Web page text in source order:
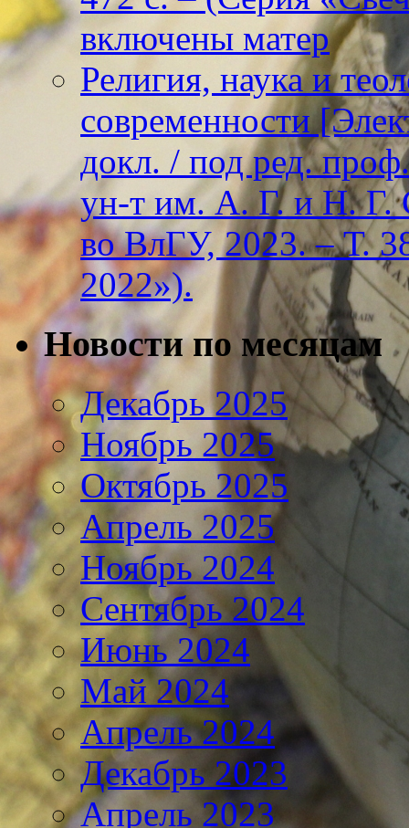
включены матер
Религия, наука и
современности
докл. / под ред.
ун-т им. А. Г. и Н. Г.
во ВлГУ, 2023. – Т.
2022»).
Новости по месяцам
Декабрь 2025
Ноябрь 2025
Октябрь 2025
Апрель 2025
Ноябрь 2024
Сентябрь 2024
Июнь 2024
Май 2024
Апрель 2024
Декабрь 2023
Апрель 2023